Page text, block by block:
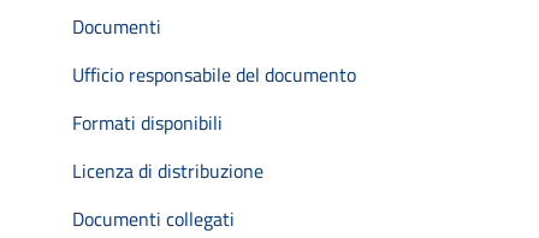
Documenti
Ufficio responsabile del documento
Formati disponibili
Licenza di distribuzione
Documenti collegati